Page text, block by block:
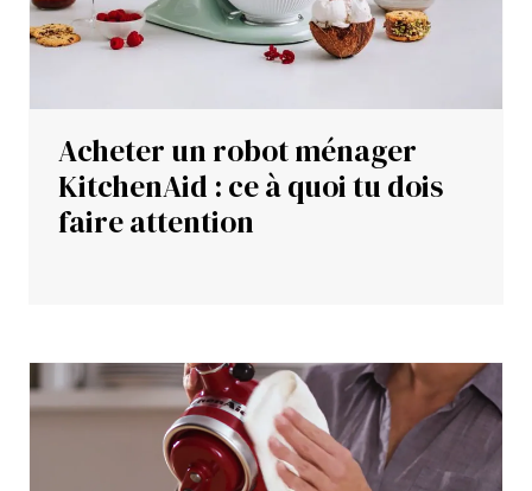
Acheter un robot ménager
KitchenAid : ce à quoi tu dois
faire attention